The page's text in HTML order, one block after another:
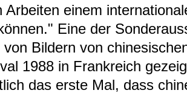
Arbeiten einem
Eine der
von Bildern von
1988 in Frankreich
das erste Mal, dass